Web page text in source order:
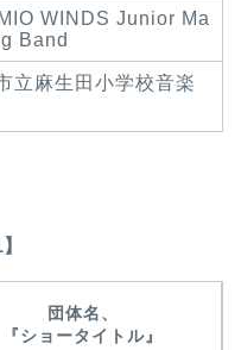
WINDS Junior Ma
Band
立麻生田小学校音楽
団体名、
『ショータイトル』